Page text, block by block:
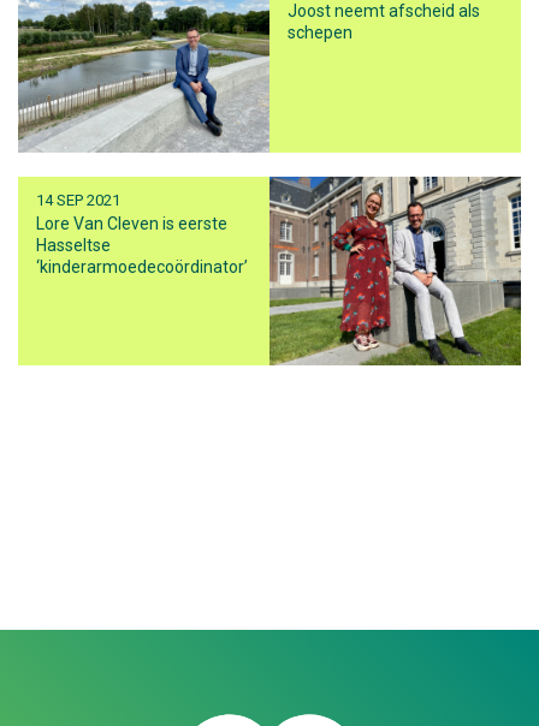
Joost neemt afscheid als
schepen
14 SEP 2021
Lore Van Cleven is eerste
Hasseltse
‘kinderarmoedecoördinator’